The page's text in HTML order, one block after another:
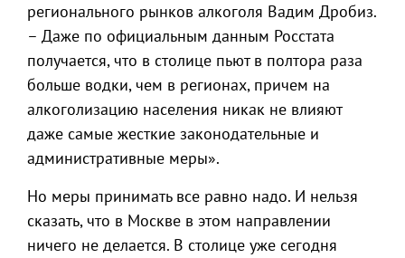
регионального рынков алкоголя Вадим Дробиз.
– Даже по официальным данным Росстата
получается, что в столице пьют в полтора раза
больше водки, чем в регионах, причем на
алкоголизацию населения никак не влияют
даже самые жесткие законодательные и
административные меры».
Но меры принимать все равно надо. И нельзя
сказать, что в Москве в этом направлении
ничего не делается. В столице уже сегодня